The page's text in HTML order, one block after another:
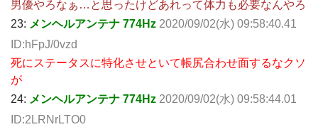
男優やろなぁ…と思ったけどあれって体力も必要なんやろ
23: メンヘルアンテナ 774Hz 2020/09/02(水) 09:58:40.41
ID:hFpJ/0vzd
死にステータスに特化させといて帳尻合わせ面するなクソ
が
24: メンヘルアンテナ 774Hz 2020/09/02(水) 09:58:44.01
ID:2LRNrLTO0